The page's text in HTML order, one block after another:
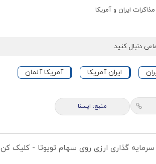
ایران و آمریکا
دنبال کنید
ایران آمریکا آمریکا آلمان
منبع: ايسنا
سرمایه گذاری ارزی روی سهام تویوتا - کلیک کن